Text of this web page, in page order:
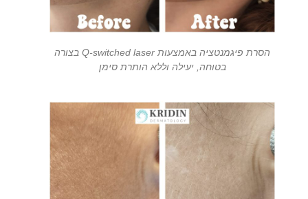
הסרת פיגמנטציה באמצעות Q-switched laser בצורה
בטוחה, יעילה וללא הותרת סימן